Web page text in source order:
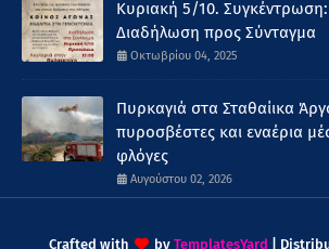
Κυριακή 5/10.
Διαδήλωση προς Σύνταγμα
Οκτωβρίου 04, 2025
Πυρκαγιά στα Σταθαίικα
πυροσβέστες και εναέρια
φλόγες
Αυγούστου 02, 2026
Crafted with by TemplatesYard |